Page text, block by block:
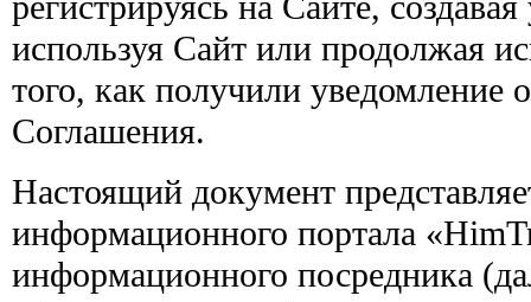
используя Сайт или продолжая
того, как получили уведомление
Соглашения.
Настоящий документ
информационного портала
информационного посредника